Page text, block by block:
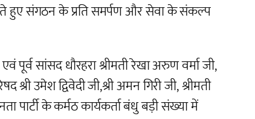
हुए संगठन के प्रति समर्पण और सेवा के संकल्प
एवं पूर्व सांसद धौरहरा श्रीमती रेखा अरुण वर्मा जी,
उमेश द्विवेदी जी,श्री अमन गिरी जी, श्रीमती
पार्टी के कर्मठ कार्यकर्ता बंधु बड़ी संख्या में